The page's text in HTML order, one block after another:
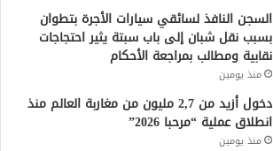
السجن النافذ لسائقي سيارات الأجرة بتطوان
بسبب نقل شبان إلى باب سبتة يثير احتجاجات
نقابية ومطالب بمراجعة الأحكام
منذ يومين
دخول أزيد من 2,7 مليون من مغاربة العالم منذ
انطلاق عملية “مرحبا 2026”
منذ يومين